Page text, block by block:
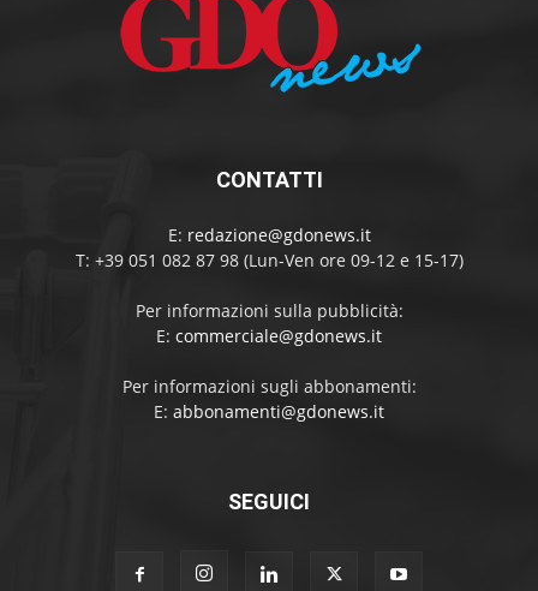
CONTATTI
E: redazione@gdonews.it
T: +39 051 082 87 98 (Lun-Ven ore 09-12 e 15-17)
Per informazioni sulla pubblicità:
E: commerciale@gdonews.it
Per informazioni sugli abbonamenti:
E: abbonamenti@gdonews.it
SEGUICI